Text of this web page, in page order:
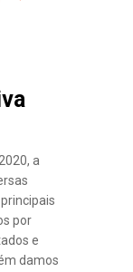
a
por
e
damos